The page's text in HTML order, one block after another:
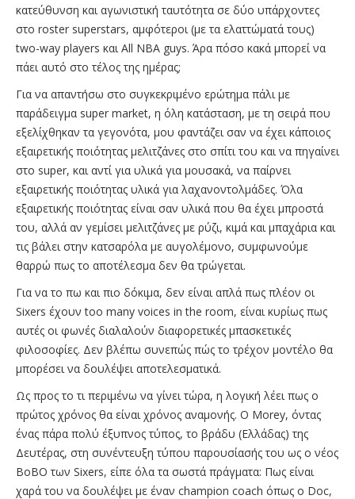
κατεύθυνση και αγωνιστική ταυτότητα σε δύο υπάρχοντες
στο roster superstars, αμφότεροι (με τα ελαττώματά τους)
two-way players και All NBA guys. Άρα πόσο κακά μπορεί να
πάει αυτό στο τέλος της ημέρας;
Για να απαντήσω στο συγκεκριμένο ερώτημα πάλι με
παράδειγμα super market, η όλη κατάσταση, με τη σειρά που
εξελίχθηκαν τα γεγονότα, μου φαντάζει σαν να έχει κάποιος
εξαιρετικής ποιότητας μελιτζάνες στο σπίτι του και να πηγαίνει
στο super, και αντί για υλικά για μουσακά, να παίρνει
εξαιρετικής ποιότητας υλικά για λαχανοντολμάδες. Όλα
εξαιρετικής ποιότητας είναι σαν υλικά που θα έχει μπροστά
του, αλλά αν γεμίσει μελιτζάνες με ρύζι, κιμά και μπαχάρια και
τις βάλει στην κατσαρόλα με αυγολέμονο, συμφωνούμε
θαρρώ πως το αποτέλεσμα δεν θα τρώγεται.
Για να το πω και πιο δόκιμα, δεν είναι απλά πως πλέον οι
Sixers έχουν too many voices in the room, είναι κυρίως πως
αυτές οι φωνές διαλαλούν διαφορετικές μπασκετικές
φιλοσοφίες. Δεν βλέπω συνεπώς πώς το τρέχον μοντέλο θα
μπορέσει να δουλέψει αποτελεσματικά.
Ως προς το τι περιμένω να γίνει τώρα, η λογική λέει πως ο
πρώτος χρόνος θα είναι χρόνος αναμονής. Ο Morey, όντας
ένας πάρα πολύ έξυπνος τύπος, το βράδυ (Ελλάδας) της
Δευτέρας, στη συνέντευξη τύπου παρουσίασής του ως ο νέος
BoBO των Sixers, είπε όλα τα σωστά πράγματα: Πως είναι
χαρά του να δουλέψει με έναν champion coach όπως ο Doc,